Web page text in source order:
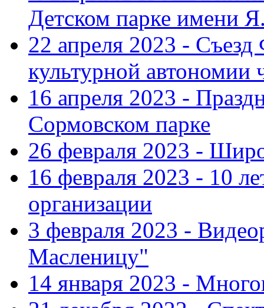
Детском парке имени
22 апреля 2023 -
культурной автономии
16 апреля 2023 -
Сормовском парке
26 февраля 2023 -
16 февраля 2023 - 10
организации
3 февраля 2023 -
Масленицу"
14 января 2023 -